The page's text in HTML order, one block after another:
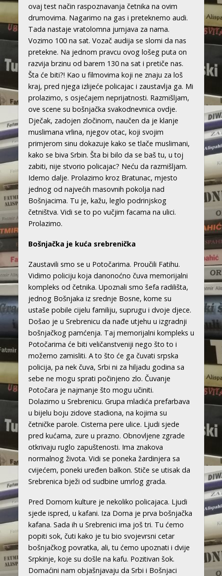
ovaj test način raspoznavanja četnika na ovim
drumovima. Nagarimo na gas i preteknemo audi.
Tada nastaje vratolomna jurnjava za nama.
Vozimo 100 na sat. Vozač audija se slomi da nas
pretekne. Na jednom pravcu ovog lošeg puta on
razvija brzinu od barem 130 na sat i pretiče nas.
Šta će biti?! Kao u filmovima koji ne znaju za loš
kraj, pred njega izlijeće policajac i zaustavlja ga. Mi
prolazimo, s osjećajem neprijatnosti. Razmišljam,
ove scene su bošnjačka svakodnevnica ovdje.
Dječak, zadojen zločinom, naučen da je klanje
muslimana vrlina, njegov otac, koji svojim
primjerom sinu dokazuje kako se tlače muslimani,
kako se biva Srbin. Šta bi bilo da se baš tu, u toj
zabiti, nije stvorio policajac? Neću da razmišljam.
Idemo dalje. Prolazimo kroz Bratunac, mjesto
jednog od najvećih masovnih pokolja nad
Bošnjacima. Tu je, kažu, leglo podrinjskog
četništva. Vidi se to po vučjim facama na ulici.
Prolazimo.
Bošnjačka je kuća srebrenička
Zaustavili smo se u Potočarima. Proučili Fatihu.
Vidimo policiju koja danonoćno čuva memorijalni
kompleks od četnika. Upoznali smo šefa radilišta,
jednog Bošnjaka iz srednje Bosne, kome su
ustaše pobile cijelu familiju, suprugu i dvoje djece.
Došao je u Srebrenicu da nađe utjehu u izgradnji
bošnjačkog pamćenja. Taj memorijalni kompleks u
Potočarima će biti veličanstveniji nego što to i
možemo zamisliti. A to što će ga čuvati srpska
policija, pa nek čuva, Srbi ni za hiljadu godina sa
sebe ne mogu sprati počinjeno zlo. Čuvanje
Potočara je najmanje što mogu učiniti.
Dolazimo u Srebrenicu. Grupa mladića prefarbava
u bijelu boju zidove stadiona, na kojima su
četničke parole. Cisterna pere ulice. Ljudi sjede
pred kućama, zure u prazno. Obnovljene zgrade
otkrivaju ruglo zapuštenosti. Ima znakova
normalnog života. Vidi se poneka žardinjera sa
cvijećem, poneki uređen balkon. Stiče se utisak da
Srebrenica bježi od sudbine umrlog grada.
Pred Domom kulture je nekoliko policajaca. Ljudi
sjede ispred, u kafani. Iza Doma je prva bošnjačka
kafana. Sada ih u Srebrenici ima još tri. Tu ćemo
popiti sok, čuti kako je tu bio svojevrsni cetar
bošnjačkog povratka, ali, tu ćemo upoznati i dvije
Srpkinje, koje su došle na kafu. Pozitivan šok.
Domaćini nam objašnjavaju da Srbi i Bošnjaci